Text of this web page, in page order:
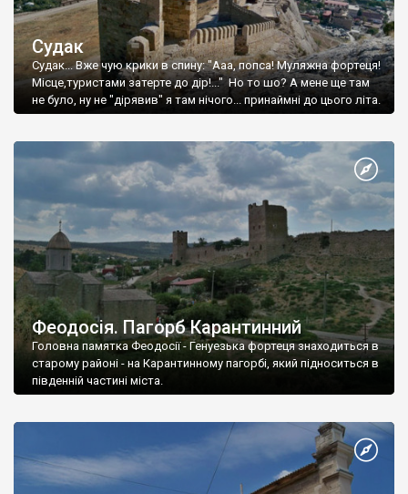
Судак
Судак... Вже чую крики в спину: "Ааа, попса! Муляжна фортеця!
Місце,туристами затерте до дір!..." Но то шо? А мене ще там
не було, ну не "дірявив" я там нічого... принаймні до цього літа.
Феодосія. Пагорб Карантинний
Головна памятка Феодосії - Генуезька фортеця знаходиться в
старому районі - на Карантинному пагорбі, який підноситься в
південній частині міста.